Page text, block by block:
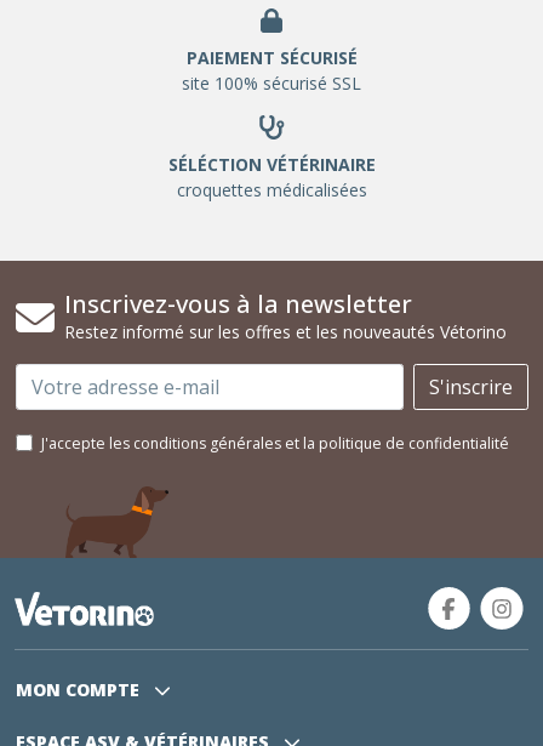
PAIEMENT SÉCURISÉ
site 100% sécurisé SSL
SÉLÉCTION VÉTÉRINAIRE
croquettes médicalisées
Inscrivez-vous à la newsletter
Restez informé sur les offres et les nouveautés Vétorino
Email S'inscrire
J'accepte les conditions générales et la politique de confidentialité
MON COMPTE